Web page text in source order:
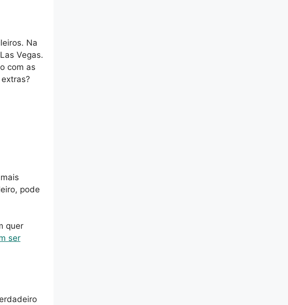
Na
Vegas.
com as
pode
quer
ser